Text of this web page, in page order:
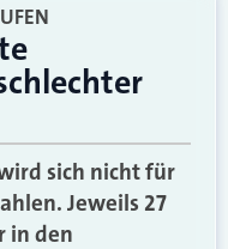
sich nicht für
Jeweils 27
in den